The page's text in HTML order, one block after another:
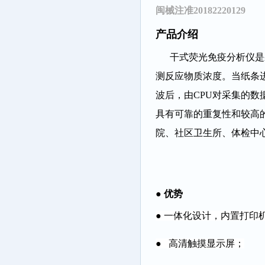
闽械注准20182220129
产品介绍
干式荧光免疫分析仪
测反应物质浓度。当纸条
波后，由CPU对采集的数
具有可靠的重复性和较高
院、社区卫生所、体检中
● 优势
● 一体化设计，内置打印
● 高清触摸显示屏；